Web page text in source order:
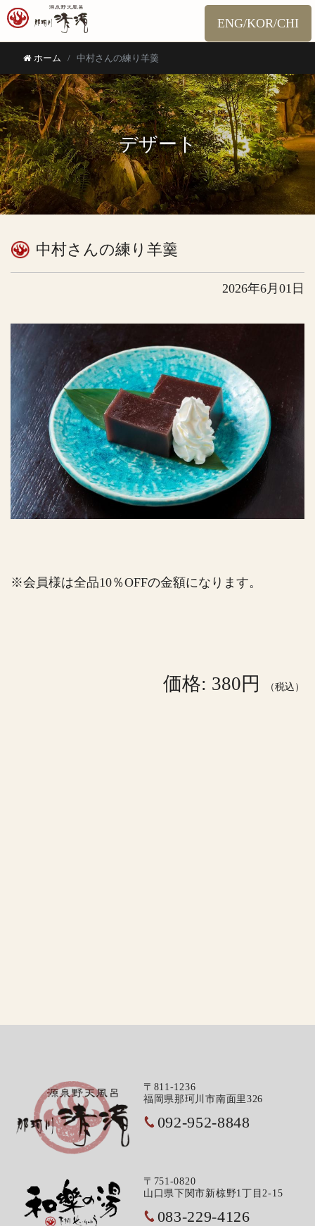
ENG/KOR/CHI
ホーム 中村さんの練り羊羹
デザート
中村さんの練り羊羹
2026年6月01日
※会員様は全品10％OFFの金額になります。
価格: 380円 （税込）
〒811-1236
福岡県那珂川市南面里326
092-952-8848
〒751-0820
山口県下関市新椋野1丁目2-15
083-229-4126